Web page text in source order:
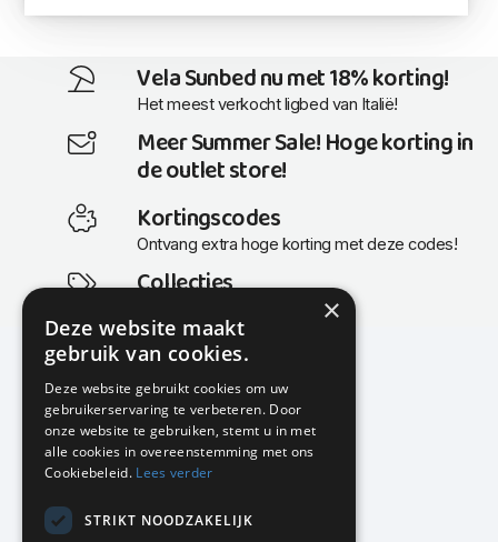
Vela Sunbed nu met 18% korting!
Het meest verkocht ligbed van Italië!
Meer Summer Sale! Hoge korting in
de outlet store!
Kortingscodes
Ontvang extra hoge korting met deze codes!
Collecties
Actuele en populaire collecties
KMP Kantoormeubilair
Airport Business Park
Frankfurtstraat 29-31
1175 RH Lijnden
020-617 01 26
×
Deze website maakt
gebruik van cookies.
Deze website gebruikt cookies om uw
gebruikerservaring te verbeteren. Door
onze website te gebruiken, stemt u in met
alle cookies in overeenstemming met ons
Cookiebeleid. Lees verder
STRIKT NOODZAKELIJK